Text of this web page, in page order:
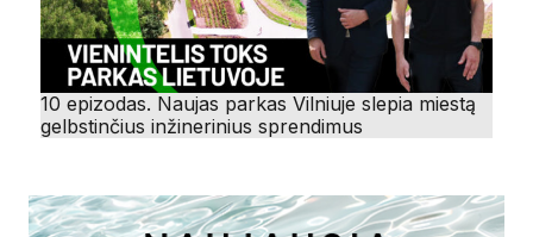
10 epizodas. Naujas parkas Vilniuje slepia miestą
gelbstinčius inžinerinius sprendimus